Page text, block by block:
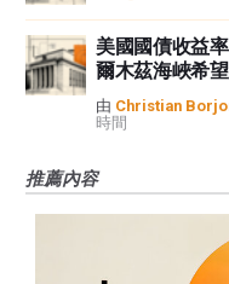
美國國債收益
爾木茲海峽希
由 Christian
時間
推薦內容